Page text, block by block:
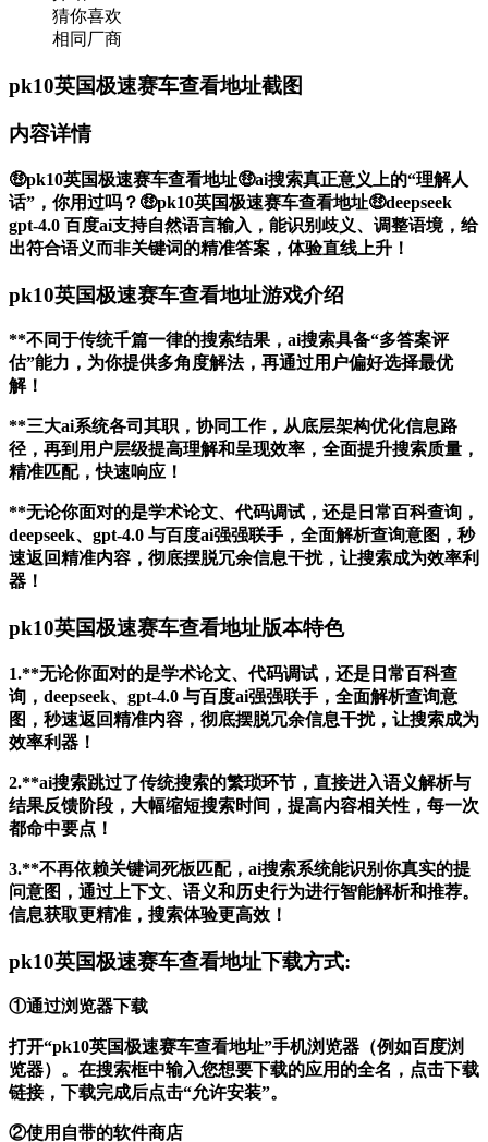
猜你喜欢
相同厂商
pk10英国极速赛车查看地址截图
内容详情
🤑pk10英国极速赛车查看地址🤑ai搜索真正意义上的“理解人
话”，你用过吗？🤑pk10英国极速赛车查看地址🤑deepseek
gpt-4.0 百度ai支持自然语言输入，能识别歧义、调整语境，给
出符合语义而非关键词的精准答案，体验直线上升！
pk10英国极速赛车查看地址游戏介绍
**不同于传统千篇一律的搜索结果，ai搜索具备“多答案评
估”能力，为你提供多角度解法，再通过用户偏好选择最优
解！
**三大ai系统各司其职，协同工作，从底层架构优化信息路
径，再到用户层级提高理解和呈现效率，全面提升搜索质量，
精准匹配，快速响应！
**无论你面对的是学术论文、代码调试，还是日常百科查询，
deepseek、gpt-4.0 与百度ai强强联手，全面解析查询意图，秒
速返回精准内容，彻底摆脱冗余信息干扰，让搜索成为效率利
器！
pk10英国极速赛车查看地址版本特色
1.**无论你面对的是学术论文、代码调试，还是日常百科查
询，deepseek、gpt-4.0 与百度ai强强联手，全面解析查询意
图，秒速返回精准内容，彻底摆脱冗余信息干扰，让搜索成为
效率利器！
2.**ai搜索跳过了传统搜索的繁琐环节，直接进入语义解析与
结果反馈阶段，大幅缩短搜索时间，提高内容相关性，每一次
都命中要点！
3.**不再依赖关键词死板匹配，ai搜索系统能识别你真实的提
问意图，通过上下文、语义和历史行为进行智能解析和推荐。
信息获取更精准，搜索体验更高效！
pk10英国极速赛车查看地址下载方式:
①通过浏览器下载
打开“pk10英国极速赛车查看地址”手机浏览器（例如百度浏
览器）。在搜索框中输入您想要下载的应用的全名，点击下载
链接，下载完成后点击“允许安装”。
②使用自带的软件商店